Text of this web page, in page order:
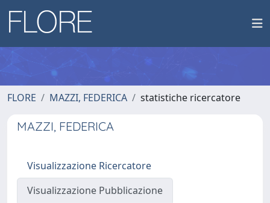
FLORE MAZZI, FEDERICA statistiche ricercatore
MAZZI, FEDERICA
Visualizzazione Ricercatore
Visualizzazione Pubblicazione